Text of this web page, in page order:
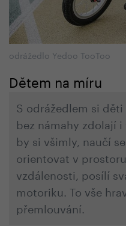
odrážedlo Yedoo TooToo
Dětem na míru
S odrážedlem si
bez námahy zdolají
by si všimly, naučí
orientovat v
vzdálenosti, posílí
motoriku. To vše
přemlouvání.